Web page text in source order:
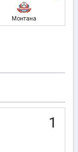
Монтана
1